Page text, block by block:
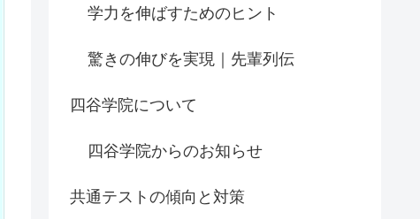
学力を伸ばすためのヒント
驚きの伸びを実現｜先輩列伝
四谷学院について
四谷学院からのお知らせ
共通テストの傾向と対策